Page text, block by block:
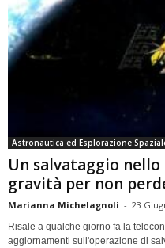
Astronautica ed Esplorazione
Un salvataggio nello
gravità per non
Marianna Michelagnoli - 23
Risale a qualche giorno fa la
aggiornamenti sull'operazione di